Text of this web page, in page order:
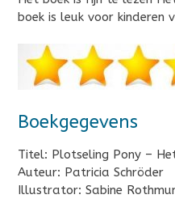
boek is leuk voor kinderen
Boekgegevens
Titel: Plotseling Pony –
Auteur: Patricia Schröder
Illustrator: Sabine